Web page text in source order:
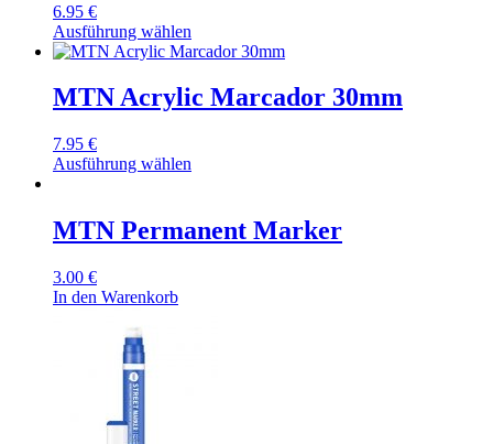
6.95 €
Ausführung wählen
MTN Acrylic Marcador 30mm
7.95 €
Ausführung wählen
MTN Permanent Marker
3.00 €
In den Warenkorb